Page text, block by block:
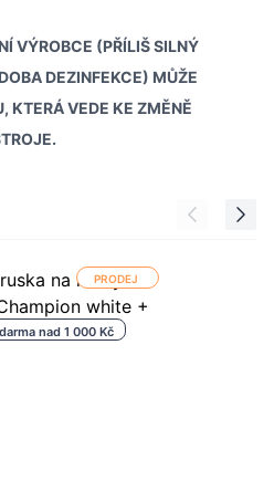
VÝROBCE (PŘÍLIŠ SILNÝ
DEZINFEKCE) MŮŽE
KTERÁ VEDE KE ZMĚNĚ
PRODEJ
nad 1 000 Kč